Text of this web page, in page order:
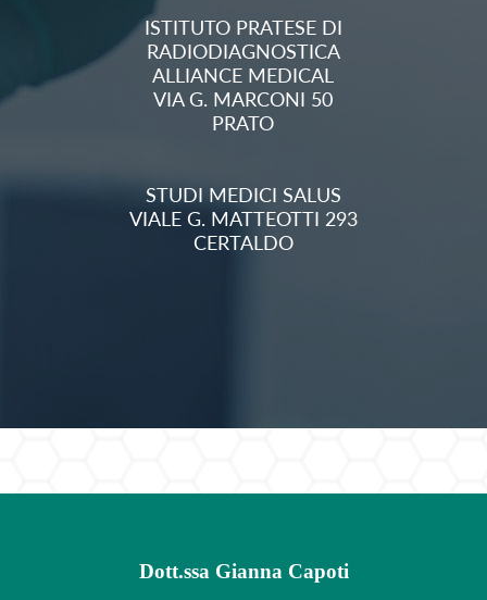
ISTITUTO PRATESE DI
RADIODIAGNOSTICA
ALLIANCE MEDICAL
VIA G. MARCONI 50
PRATO
STUDI MEDICI SALUS
VIALE G. MATTEOTTI 293
CERTALDO
Dott.ssa Gianna Capoti